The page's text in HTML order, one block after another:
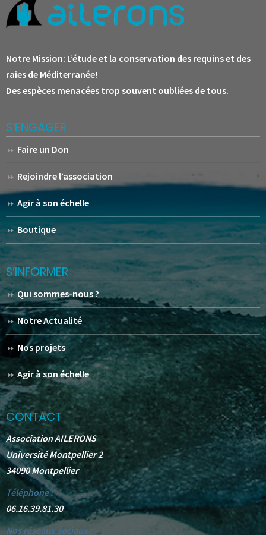
Notre Mission: L’étude et la conservation des requins et des
raies de Méditerranée!
Des espèces menacées trop souvent oubliées de tous.
S’ENGAGER
Faire un Don
Rejoindre l’association
Agir à son échelle
Boutique
S’INFORMER
Qui sommes-nous ?
Notre Actualité
Nos projets
Agir à son échelle
CONTACT
Association AILERONS
Université Montpellier 2
34090 Montpellier
Téléphone :
06.16.39.81.30
Nos réseaux sociaux :